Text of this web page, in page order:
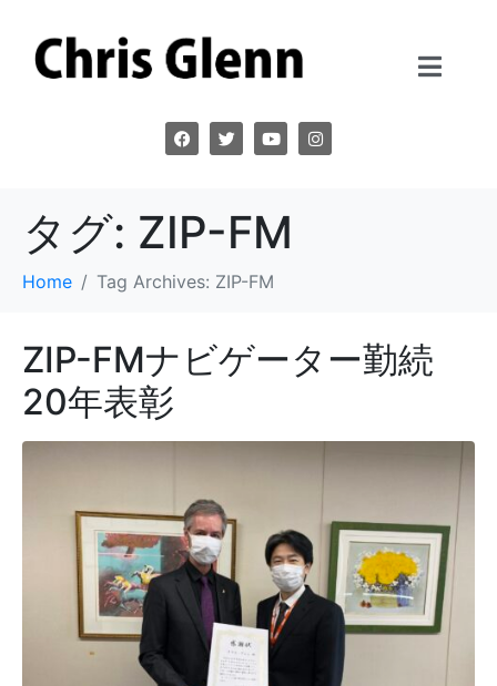
タグ: ZIP-FM
Home Tag Archives: ZIP-FM
ZIP-FMナビゲーター勤続
20年表彰